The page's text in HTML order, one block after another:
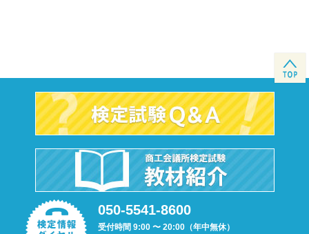
050-5541-8600
受付時間 9:00 〜 20:00（年中無休）